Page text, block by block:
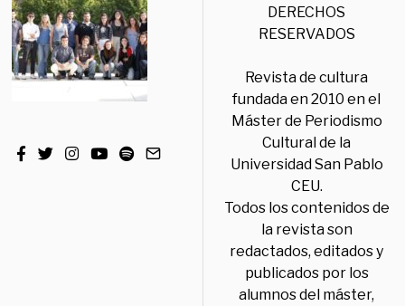
DERECHOS
RESERVADOS
Revista de cultura
fundada en 2010 en el
Máster de Periodismo
Cultural de la
Universidad San Pablo
CEU.
Todos los contenidos de
la revista son
redactados, editados y
publicados por los
alumnos del máster,